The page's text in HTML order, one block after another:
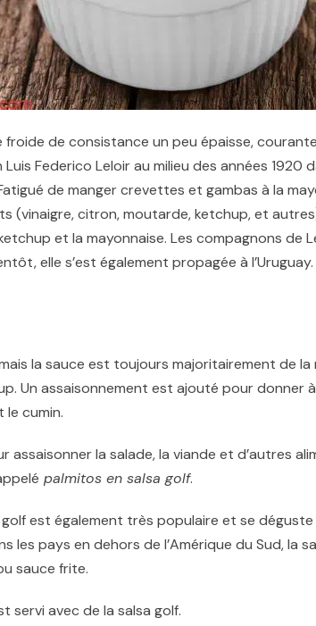
froide de consistance un peu épaisse,
Federico Leloir au milieu des années 1920
de manger crevettes et gambas à la
(vinaigre, citron, moutarde, ketchup, et
et la mayonnaise. Les compagnons de
elle s’est également propagée à l’Uruguay.
la sauce est toujours majoritairement de la
Un assaisonnement est ajouté pour donner
le cumin.
assaisonner la salade, la viande et d’autres
palmitos en salsa golf.
est également très populaire et se
les pays en dehors de l’Amérique du Sud,la
sauce frite.
servi avec de la salsa golf.